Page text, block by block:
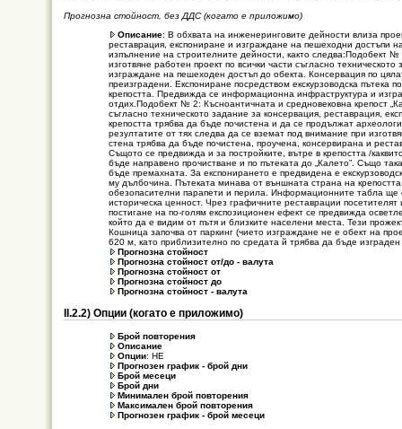
Прогнозна стойност, без ДДС (когато е приложимо)
Описание: В обхвата на инженеринговите дейности влиза
реставрация, експониране и изграждане на пешеходни достъпи
изпълнение на строителните дейности, както следва:Подобект
изготвяне работен проект по всички части съгласно
изграждане на пешеходен достъп до обекта. Консервация по
преизградени. Експониране посредством екскурзоводска пътека
крепостта. Предвижда се информационна инфраструктура и
отдих.Подобект № 2: Късноантичната и средновековна крепост
съгласно техническото задание за консервация, реставрация,
крепостта трябва да бъде почистена и да се продължат
резултатите от тях следва да се вземат под внимание при
стена трябва да бъде почистена, проучена, консервирана и
Същото се предвижда и за постройките, вътре в крепостта /
бъде направено прочистване и по пътеката до „Калето”. Също
бъде премахната. За експонирането е предвидена е
му дълбочина. Пътеката минава от външната страна на
обезопасителни парапети и перила. Информационните табла ще
историческа ценност. Чрез графичните реставрации
постигане на по-голям експозиционен ефект се предвижда
който да е видим от пътя и близките населени места. Тези
Кошница започва от паркинг (чието изграждане не е обект на
620 м, като приблизително по средата й трябва да бъде
Прогнозна стойност
Прогнозна стойност от/до - валута
Прогнозна стойност от
Прогнозна стойност до
Прогнозна стойност - валута
ІІ.2.2) Опции (когато е приложимо)
Брой повторения
Описание
Опции: НЕ
Прогнозен график - брой дни
Брой месеци
Брой дни
Минимален брой повторения
Максимален брой повторения
Прогнозен график - брой месеци